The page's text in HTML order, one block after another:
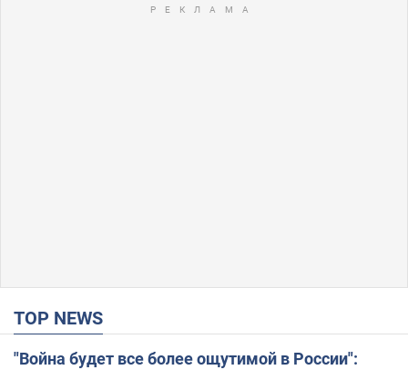
TOP NEWS
"Война будет все более ощутимой в России":